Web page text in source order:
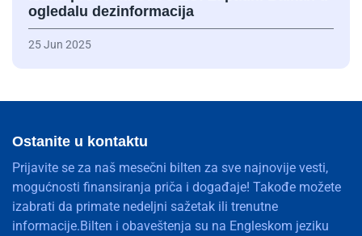
ogledalu dezinformacija
25 Jun 2025
Ostanite u kontaktu
Prijavite se za naš mesečni bilten za sve najnovije vesti,
mogućnosti finansiranja priča i događaje! Takođe možete
izabrati da primate nedeljni sažetak ili trenutne
informacije.Bilten i obaveštenja su na Engleskom jeziku